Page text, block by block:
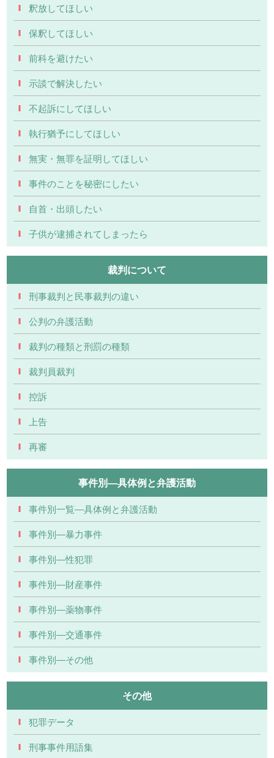
釈放してほしい
保釈してほしい
前科を避けたい
示談で解決したい
不起訴にしてほしい
執行猶予にしてほしい
無実・無罪を証明してほしい
事件のことを秘密にしたい
自首・出頭したい
子供が逮捕されてしまったら
裁判について
刑事裁判と民事裁判の違い
公判の弁護活動
裁判の種類と刑罰の種類
裁判員裁判
控訴
上告
再審
事件別―具体例と弁護活動
事件別一覧―具体例と弁護活動
事件別―暴力事件
事件別―性犯罪
事件別―財産事件
事件別―薬物事件
事件別―交通事件
事件別―その他
その他
犯罪データ
刑事事件用語集